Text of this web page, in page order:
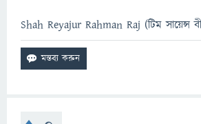
Shah Reyajur Rahman Raj (টিম সায়েন্স